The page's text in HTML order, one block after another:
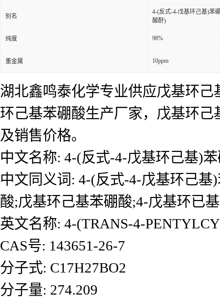
别名
4-(反式-4-戊基环己基)苯
酸酐)
纯度 98%
重金属 10ppm
湖北鑫鸣泰化学专业供应戊基环
环己基苯硼酸生产厂家，戊基环
及销售价格。
中文名称: 4-(反式-4-戊基环己基)
中文同义词: 4-(反式-4-戊基环己
酸;戊基环己基苯硼酸;4-戊基环已
英文名称: 4-(TRANS-4-
CAS号: 143651-26-7
分子式: C17H27BO2
分子量: 274.209